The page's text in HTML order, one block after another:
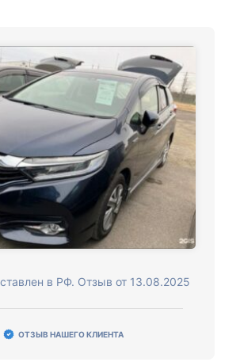
в РФ. Отзыв от 13.08.2025
ОТЗЫВ НАШЕГО КЛИЕНТА